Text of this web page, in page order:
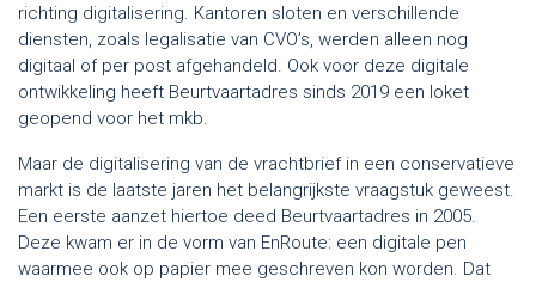
richting digitalisering. Kantoren sloten en verschillende
diensten, zoals legalisatie van CVO’s, werden alleen nog
digitaal of per post afgehandeld. Ook voor deze digitale
ontwikkeling heeft Beurtvaartadres sinds 2019 een loket
geopend voor het mkb.
Maar de digitalisering van de vrachtbrief in een conservatieve
markt is de laatste jaren het belangrijkste vraagstuk geweest.
Een eerste aanzet hiertoe deed Beurtvaartadres in 2005.
Deze kwam er in de vorm van EnRoute: een digitale pen
waarmee ook op papier mee geschreven kon worden. Dat